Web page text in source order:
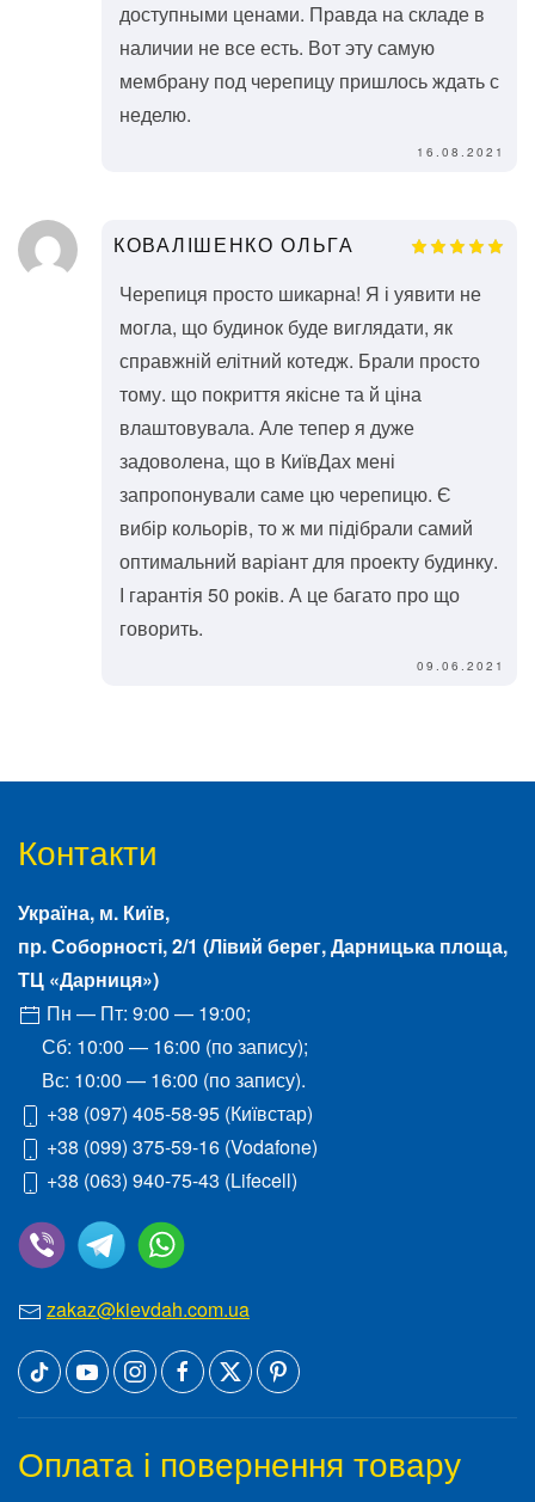
доступными ценами. Правда на складе в
наличии не все есть. Вот эту самую
мембрану под черепицу пришлось ждать с
неделю.
16.08.2021
КОВАЛІШЕНКО ОЛЬГА
Черепиця просто шикарна! Я і уявити не
могла, що будинок буде виглядати, як
справжній елітний котедж. Брали просто
тому. що покриття якісне та й ціна
влаштовувала. Але тепер я дуже
задоволена, що в КиївДах мені
запропонували саме цю черепицю. Є
вибір кольорів, то ж ми підібрали самий
оптимальний варіант для проекту будинку.
І гарантія 50 років. А це багато про що
говорить.
09.06.2021
Контакти
Україна, м. Київ,
пр. Соборності, 2/1 (Лівий берег, Дарницька площа,
ТЦ «Дарниця»)
Пн — Пт: 9:00 — 19:00;
Сб: 10:00 — 16:00 (по запису);
Вс: 10:00 — 16:00 (по запису).
+38 (097) 405-58-95 (Київстар)
+38 (099) 375-59-16 (Vodafone)
+38 (063) 940-75-43 (Lifecell)
zakaz@kievdah.com.ua
Оплата і повернення товару